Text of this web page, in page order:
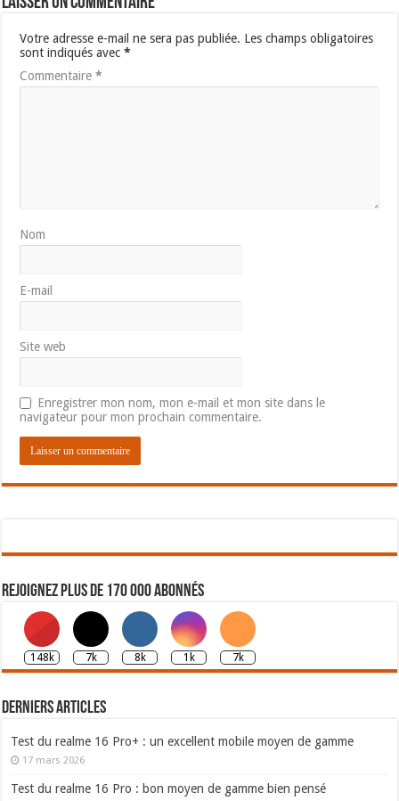
Votre adresse e-mail ne sera pas publiée. Les champs obligatoires
sont indiqués avec*
Commentaire*
Nom
E-mail
Site web
Enregistrer mon nom, mon e-mail et mon site dans le
navigateur pour mon prochain commentaire.
Rejoignez plus de 170 000 abonnés
148k 7k 8k 1k 7k
Derniers articles
Test du realme 16 Pro+ : un excellent mobile moyen de gamme
17 mars 2026
Test du realme 16 Pro : bon moyen de gamme bien pensé